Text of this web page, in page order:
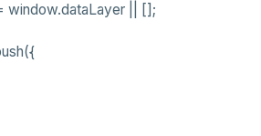
window.dataLayer || [];